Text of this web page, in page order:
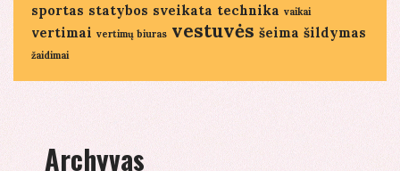
sportas statybos sveikata technika vaikai
vertimai vertimų biuras vestuvės šeima šildymas
žaidimai
Archyvas